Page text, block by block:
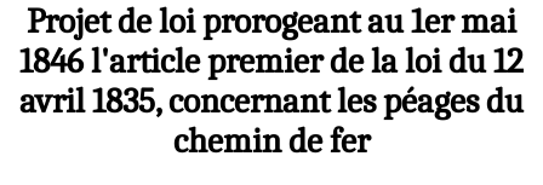
Projet de loi prorogeant au 1er mai
1846 l'article premier de la loi du 12
avril 1835, concernant les péages du
chemin de fer